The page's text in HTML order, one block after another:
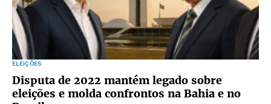
ELEIÇÕES
Disputa de 2022 mantém legado sobre
eleições e molda confrontos na Bahia e no